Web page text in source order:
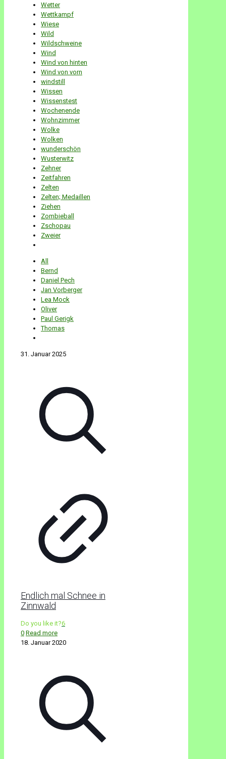
Wetter
Wettkampf
Wiese
Wild
Wildschweine
Wind
Wind von hinten
Wind von vorn
windstill
Wissen
Wissenstest
Wochenende
Wohnzimmer
Wolke
Wolken
wunderschön
Wusterwitz
Zehner
Zeitfahren
Zelten
Zelten; Medaillen
Ziehen
Zombieball
Zschopau
Zweier
All
Bernd
Daniel Pech
Jan Vorberger
Lea Mock
Oliver
Paul Gerigk
Thomas
31. Januar 2025
Endlich mal Schnee in
Zinnwald
Do you like it?6
0 Read more
18. Januar 2020